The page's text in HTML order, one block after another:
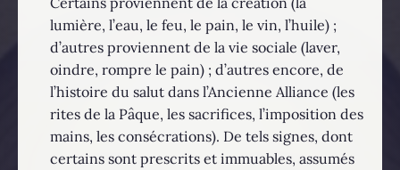
lumière, l’eau, le feu, le pain, le vin, l’huile) ;
d’autres proviennent de la vie sociale (laver,
oindre, rompre le pain) ; d’autres encore, de
l’histoire du salut dans l’Ancienne Alliance (les
rites de la Pâque, les sacrifices, l’imposition des
mains, les consécrations). De tels signes, dont
certains sont prescrits et immuables, assumés